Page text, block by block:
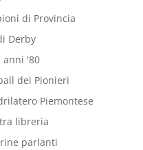
di Provincia
Derby
anni '80
dei Pionieri
Piemontese
libreria
parlanti